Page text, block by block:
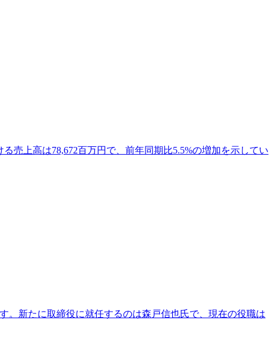
売上高は78,672百万円で、前年同期比5.5%の増加を示してい
。新たに取締役に就任するのは森戸信也氏で、現在の役職は